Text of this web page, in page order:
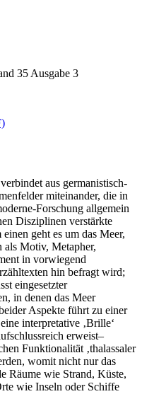
35Ausgabe 3
aus germanistisch-
miteinander, die in
Forschung allgemein
Disziplinen verstärkte
geht es um das Meer,
als Motiv, Metapher,
in vorwiegend
hin befragt wird;
eingesetzter
in denen das Meer
Aspekte führt zu einer
interpretative ‚Brille‘
erweist–
Funktionalität ‚thalassaler
womit nicht nur das
Räume wie Strand, Küste,
wie Inseln oder Schiffe